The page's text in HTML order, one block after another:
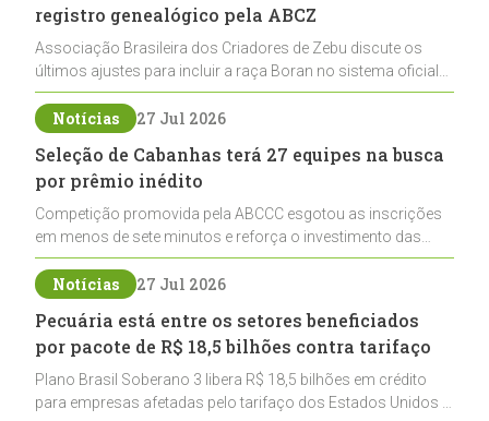
registro genealógico pela ABCZ
Associação Brasileira dos Criadores de Zebu discute os
últimos ajustes para incluir a raça Boran no sistema oficial
de registros, abrindo caminho para sua expansão na
pecuária nacional
Notícias 27 Jul 2026
Seleção de Cabanhas terá 27 equipes na busca
por prêmio inédito
Competição promovida pela ABCCC esgotou as inscrições
em menos de sete minutos e reforça o investimento das
cabanhas na seleção genética de Cavalos Crioulos voltados
ao laço
Notícias 27 Jul 2026
Pecuária está entre os setores beneficiados
por pacote de R$ 18,5 bilhões contra tarifaço
Plano Brasil Soberano 3 libera R$ 18,5 bilhões em crédito
para empresas afetadas pelo tarifaço dos Estados Unidos e